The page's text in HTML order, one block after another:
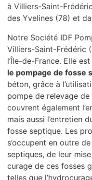
à Villiers-Saint-
des Yvelines (78) et
Notre Société IDF
Villiers-Saint-Frédéric
l’Île-de-France. Elle est
le pompage de fosse
béton, grâce à
pompe de relevage
couvrent également
mais aussi l’entretien
fosse septique. Les
s’occupent en outre
septiques, de leur
curage de ces fosses
telles que